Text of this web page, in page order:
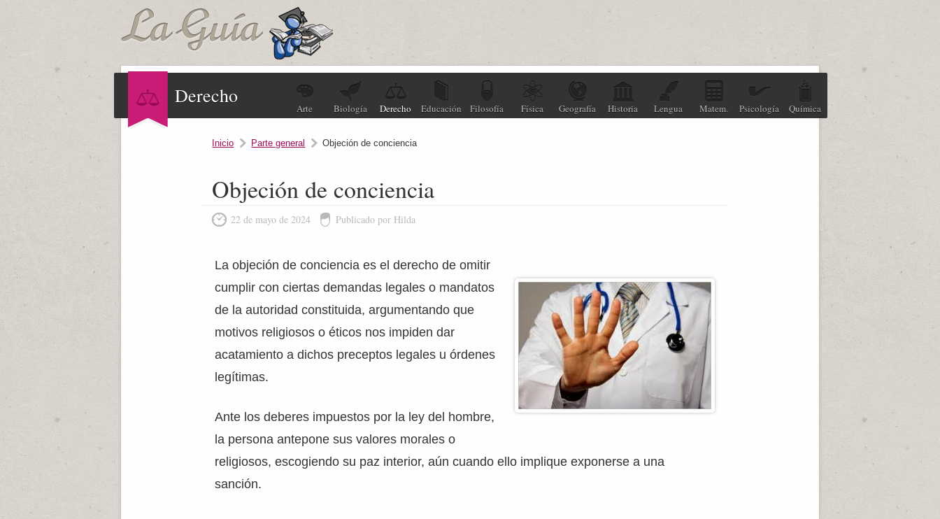
Derecho
Arte Biología Derecho Educación Filosofía Física Geografía Historia Lengua Matem. Psicología Química
Inicio Parte general Objeción de conciencia
Objeción de conciencia
22 de mayo de 2024 Publicado por Hilda
La objeción de conciencia es el derecho de omitir
cumplir con ciertas demandas legales o mandatos
de la autoridad constituida, argumentando que
motivos religiosos o éticos nos impiden dar
acatamiento a dichos preceptos legales u órdenes
legítimas.
Ante los deberes impuestos por la ley del hombre,
la persona antepone sus valores morales o
religiosos, escogiendo su paz interior, aún cuando ello implique exponerse a una
sanción.